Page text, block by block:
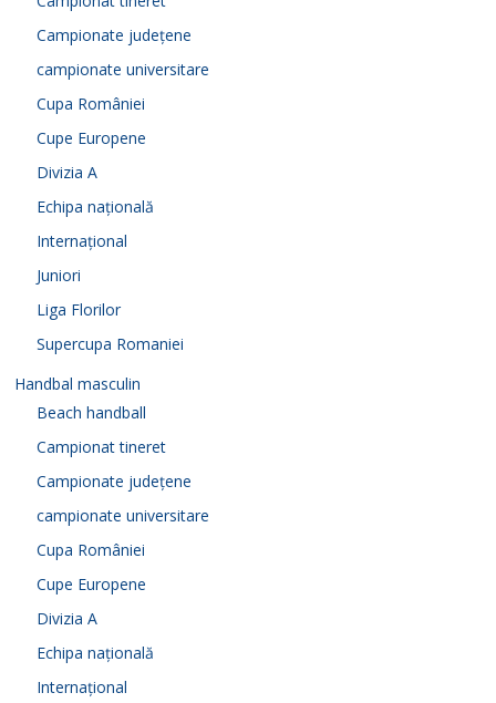
Campionate județene
campionate universitare
Cupa României
Cupe Europene
Divizia A
Echipa națională
Internațional
Juniori
Liga Florilor
Supercupa Romaniei
Handbal masculin
Beach handball
Campionat tineret
Campionate județene
campionate universitare
Cupa României
Cupe Europene
Divizia A
Echipa națională
Internațional